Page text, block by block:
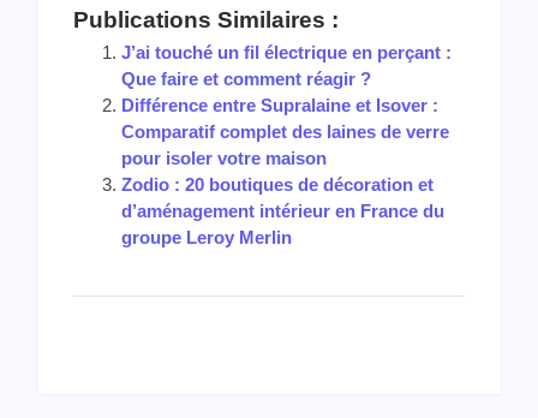
Publications Similaires :
J’ai touché un fil électrique en perçant :
Que faire et comment réagir ?
Différence entre Supralaine et Isover :
Comparatif complet des laines de verre
pour isoler votre maison
Zodio : 20 boutiques de décoration et
d’aménagement intérieur en France du
groupe Leroy Merlin